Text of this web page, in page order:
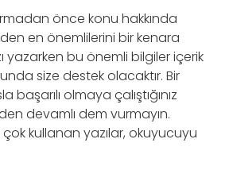
önce konu hakkında
en önemlilerini bir kenara
yazarken bu önemli bilgiler içerik
size destek olacaktır. Bir
olmaya çalıştığınız
devamlı dem vurmayın.
kullanan yazılar, okuyucuyu